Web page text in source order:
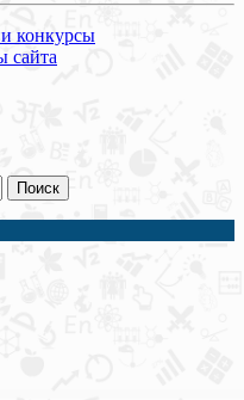
конкурсы
сайта